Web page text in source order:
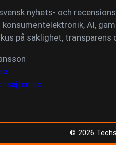
nyhets- och
AI,
på saklighet, transparens
© 2026